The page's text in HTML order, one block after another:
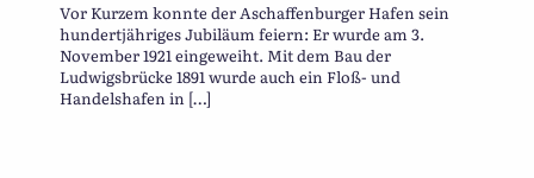
Vor Kurzem konnte der Aschaffenburger Hafen sein
hundertjähriges Jubiläum feiern: Er wurde am 3.
November 1921 eingeweiht. Mit dem Bau der
Ludwigsbrücke 1891 wurde auch ein Floß- und
Handelshafen in […]